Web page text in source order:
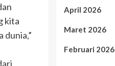
kita
dunia,”
April 2026
Maret 2026
Februari 2026